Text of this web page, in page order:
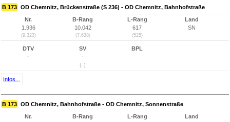
B 173 OD Chemnitz, Brückenstraße (S 236) - OD Chemnitz, Bahnhofstraße
Nr.
1.936
(9.323)
B-Rang
10.042
(7.638)
L-Rang
617
(525)
Land
SN
DTV
-
SV
-
(-)
BPL
Infos...
B 173 OD Chemnitz, Bahnhofstraße - OD Chemnitz, Sonnenstraße
Nr.
B-Rang
L-Rang
Land